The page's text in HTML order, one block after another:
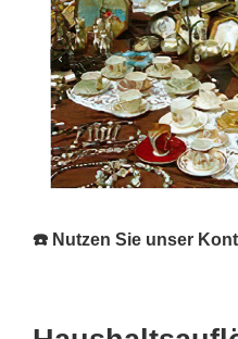
☎️ Nutzen Sie unser